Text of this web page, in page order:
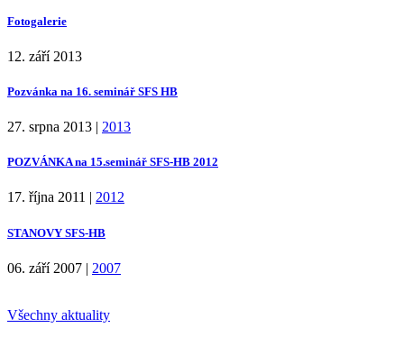
Fotogalerie
12. září 2013
Pozvánka na 16. seminář SFS HB
27. srpna 2013 | 2013
POZVÁNKA na 15.seminář SFS-HB 2012
17. října 2011 | 2012
STANOVY SFS-HB
06. září 2007 | 2007
Všechny aktuality